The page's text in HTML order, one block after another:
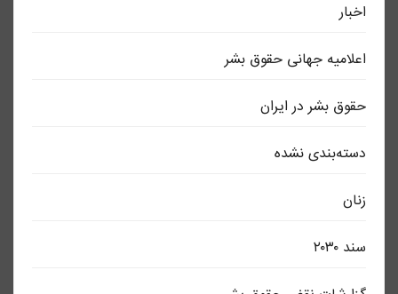
اخبار
اعلاميه جهانی حقوق بشر
حقوق بشر در ایران
دسته‌بندی نشده
زنان
سند ٢٠٣٠